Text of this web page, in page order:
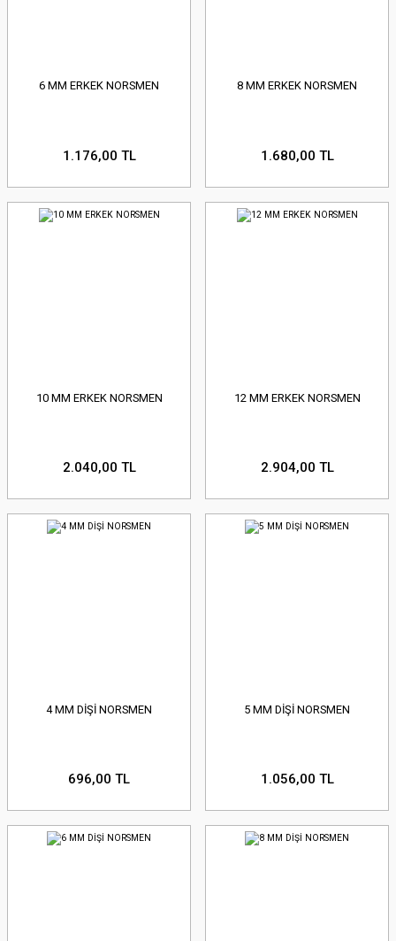
6 MM ERKEK NORSMEN
1.176,00 TL
8 MM ERKEK NORSMEN
1.680,00 TL
10 MM ERKEK NORSMEN
2.040,00 TL
12 MM ERKEK NORSMEN
2.904,00 TL
4 MM DİŞİ NORSMEN
696,00 TL
5 MM DİŞİ NORSMEN
1.056,00 TL